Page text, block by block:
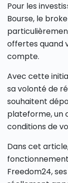
Pour les
Bourse, le
offertes quand
compte.
Avec cette
sa volonté de
souhaitent
plateforme, un
conditions de
Dans cet
Freedom24,